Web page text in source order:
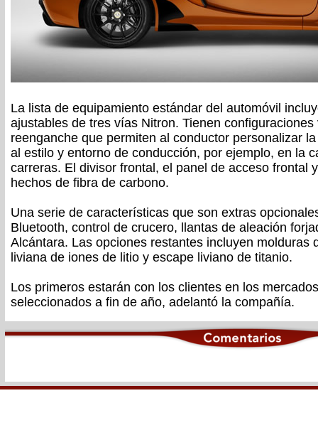
La lista de equipamiento estándar del automóvil
ajustables de tres vías Nitron. Tienen
reenganche que permiten al conductor personalizar
al estilo y entorno de conducción, por ejemplo, en la
carreras. El divisor frontal, el panel de acceso frontal
hechos de fibra de carbono.
Una serie de características que son extras
Bluetooth, control de crucero, llantas de aleación
Alcántara. Las opciones restantes incluyen molduras
liviana de iones de litio y escape liviano de titanio.
Los primeros estarán con los clientes en los
seleccionados a fin de año, adelantó la compañía.